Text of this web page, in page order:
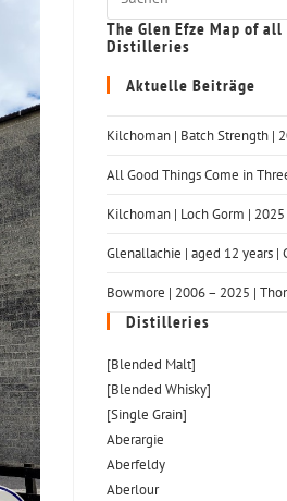
The Glen Efze Map of
Distilleries
Aktuelle Beiträge
Kilchoman | Batch Strength |
All Good Things Come in
Kilchoman | Loch Gorm​ |
Glenallachie | aged 12 years |
Bowmore | 2006 – 2025 |
Distilleries
[Blended Malt]
[Blended Whisky]
[Single Grain]
Aberargie
Aberfeldy
Aberlour